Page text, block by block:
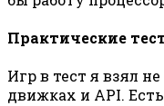
Практические
Игр в тест я взял
движках и API. Есть